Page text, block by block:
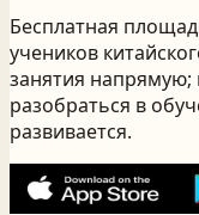
Бесплатная
учеников
занятия напрямую;
разобраться в
развивается.